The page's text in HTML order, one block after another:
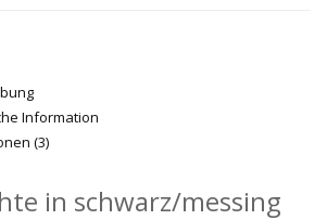
Information
(3)
in schwarz/messing